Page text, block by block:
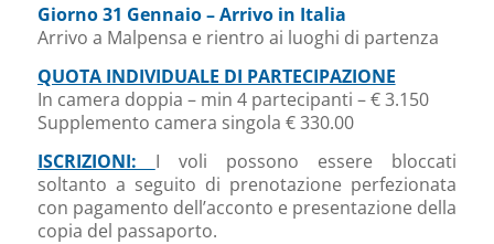
Giorno 31 Gennaio – Arrivo in Italia
Arrivo a Malpensa e rientro ai luoghi di partenza
QUOTA INDIVIDUALE DI PARTECIPAZIONE
In camera doppia – min 4 partecipanti – € 3.150
Supplemento camera singola € 330.00
ISCRIZIONI: I voli possono essere bloccati
soltanto a seguito di prenotazione perfezionata
con pagamento dell’acconto e presentazione della
copia del passaporto.